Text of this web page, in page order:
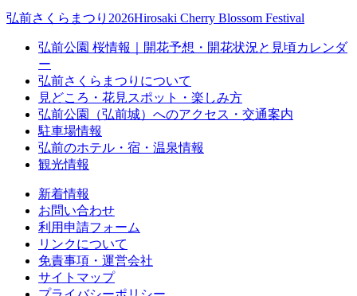
弘前さくらまつり2026Hirosaki Cherry Blossom Festival
弘前公園 桜情報｜開花予想・開花状況と見頃カレンダ
ー
弘前さくらまつりについて
見どころ・花見スポット・楽しみ方
弘前公園（弘前城）へのアクセス・交通案内
駐車場情報
弘前のホテル・宿・温泉情報
観光情報
新着情報
お問い合わせ
利用申請フォーム
リンクについて
免責事項・運営会社
サイトマップ